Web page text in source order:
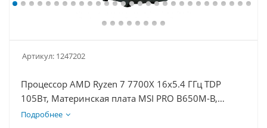
Артикул: 1247202
Процессор AMD Ryzen 7 7700X 16x5.4 ГГц TDP
105Вт, Материнская плата MSI PRO B650M-B,
Видеокарта RTX 3050 8Гб, Память DDR5 32Gb,
Подробнее